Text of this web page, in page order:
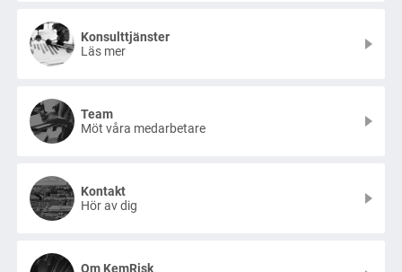
Konsulttjänster
Läs mer
Team
Möt våra medarbetare
Kontakt
Hör av dig
Om KemRisk